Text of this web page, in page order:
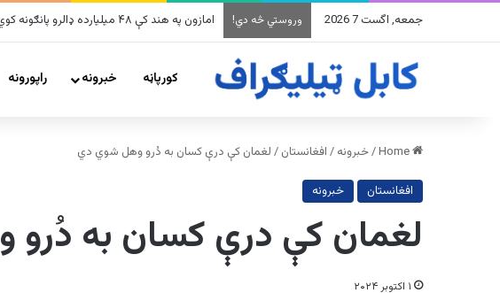
جمعه, اگست 7 2026 وروستي څه دي! امازون په هند کې ۴۸ میلیارده ډالرو پانګونه کوي
کورپاڼه خبرونه راپورونه
/خبرونه / افغانستان / لغمان کې درې کسان به دُرو وهل شوي دي
افغانستان خبرونه
لغمان کې درې کسان به
۱ اکتوبر ۲۰۲۴